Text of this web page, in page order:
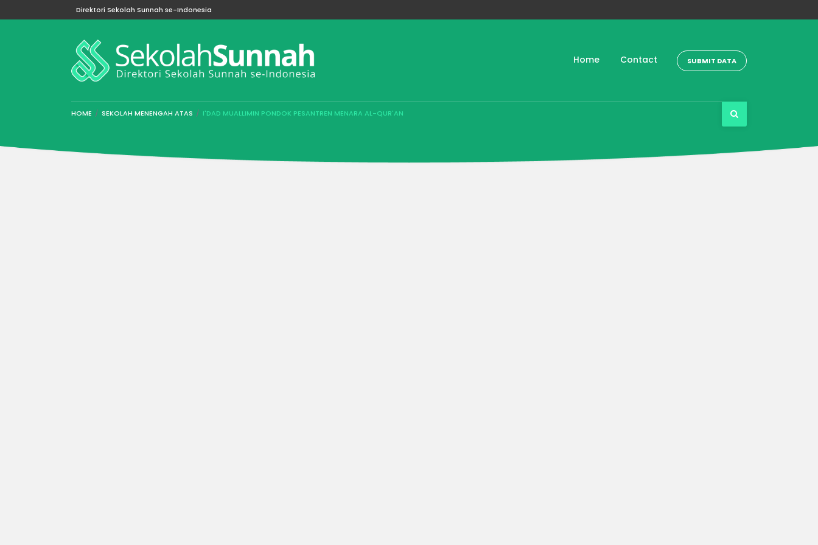
Direktori Sekolah Sunnah se-Indonesia
Home Contact SUBMIT DATA
HOME SEKOLAH MENENGAH ATAS I'DAD MUALLIMIN PONDOK PESANTREN MENARA AL-QUR'AN